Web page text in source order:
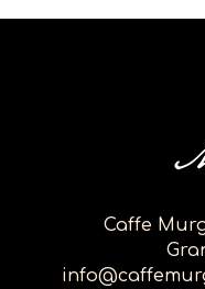
Caffe